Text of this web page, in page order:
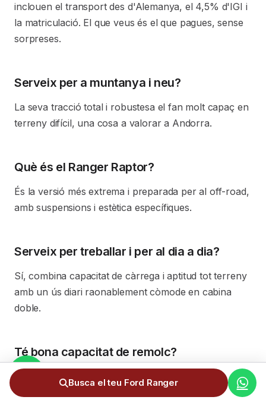
inclouen el transport des d'Alemanya, el 4,5% d'IGI i
la matriculació. El que veus és el que pagues, sense
sorpreses.
Serveix per a muntanya i neu?
La seva tracció total i robustesa el fan molt capaç en
terreny difícil, una cosa a valorar a Andorra.
Què és el Ranger Raptor?
És la versió més extrema i preparada per al off-road,
amb suspensions i estètica específiques.
Serveix per treballar i per al dia a dia?
Sí, combina capacitat de càrrega i aptitud tot terreny
amb un ús diari raonablement còmode en cabina
doble.
Té bona capacitat de remolc?
Sí, és un dels pick-ups amb més capacitat de càrrega
i remolc de la seva categoria.
Busca el teu Ford Ranger